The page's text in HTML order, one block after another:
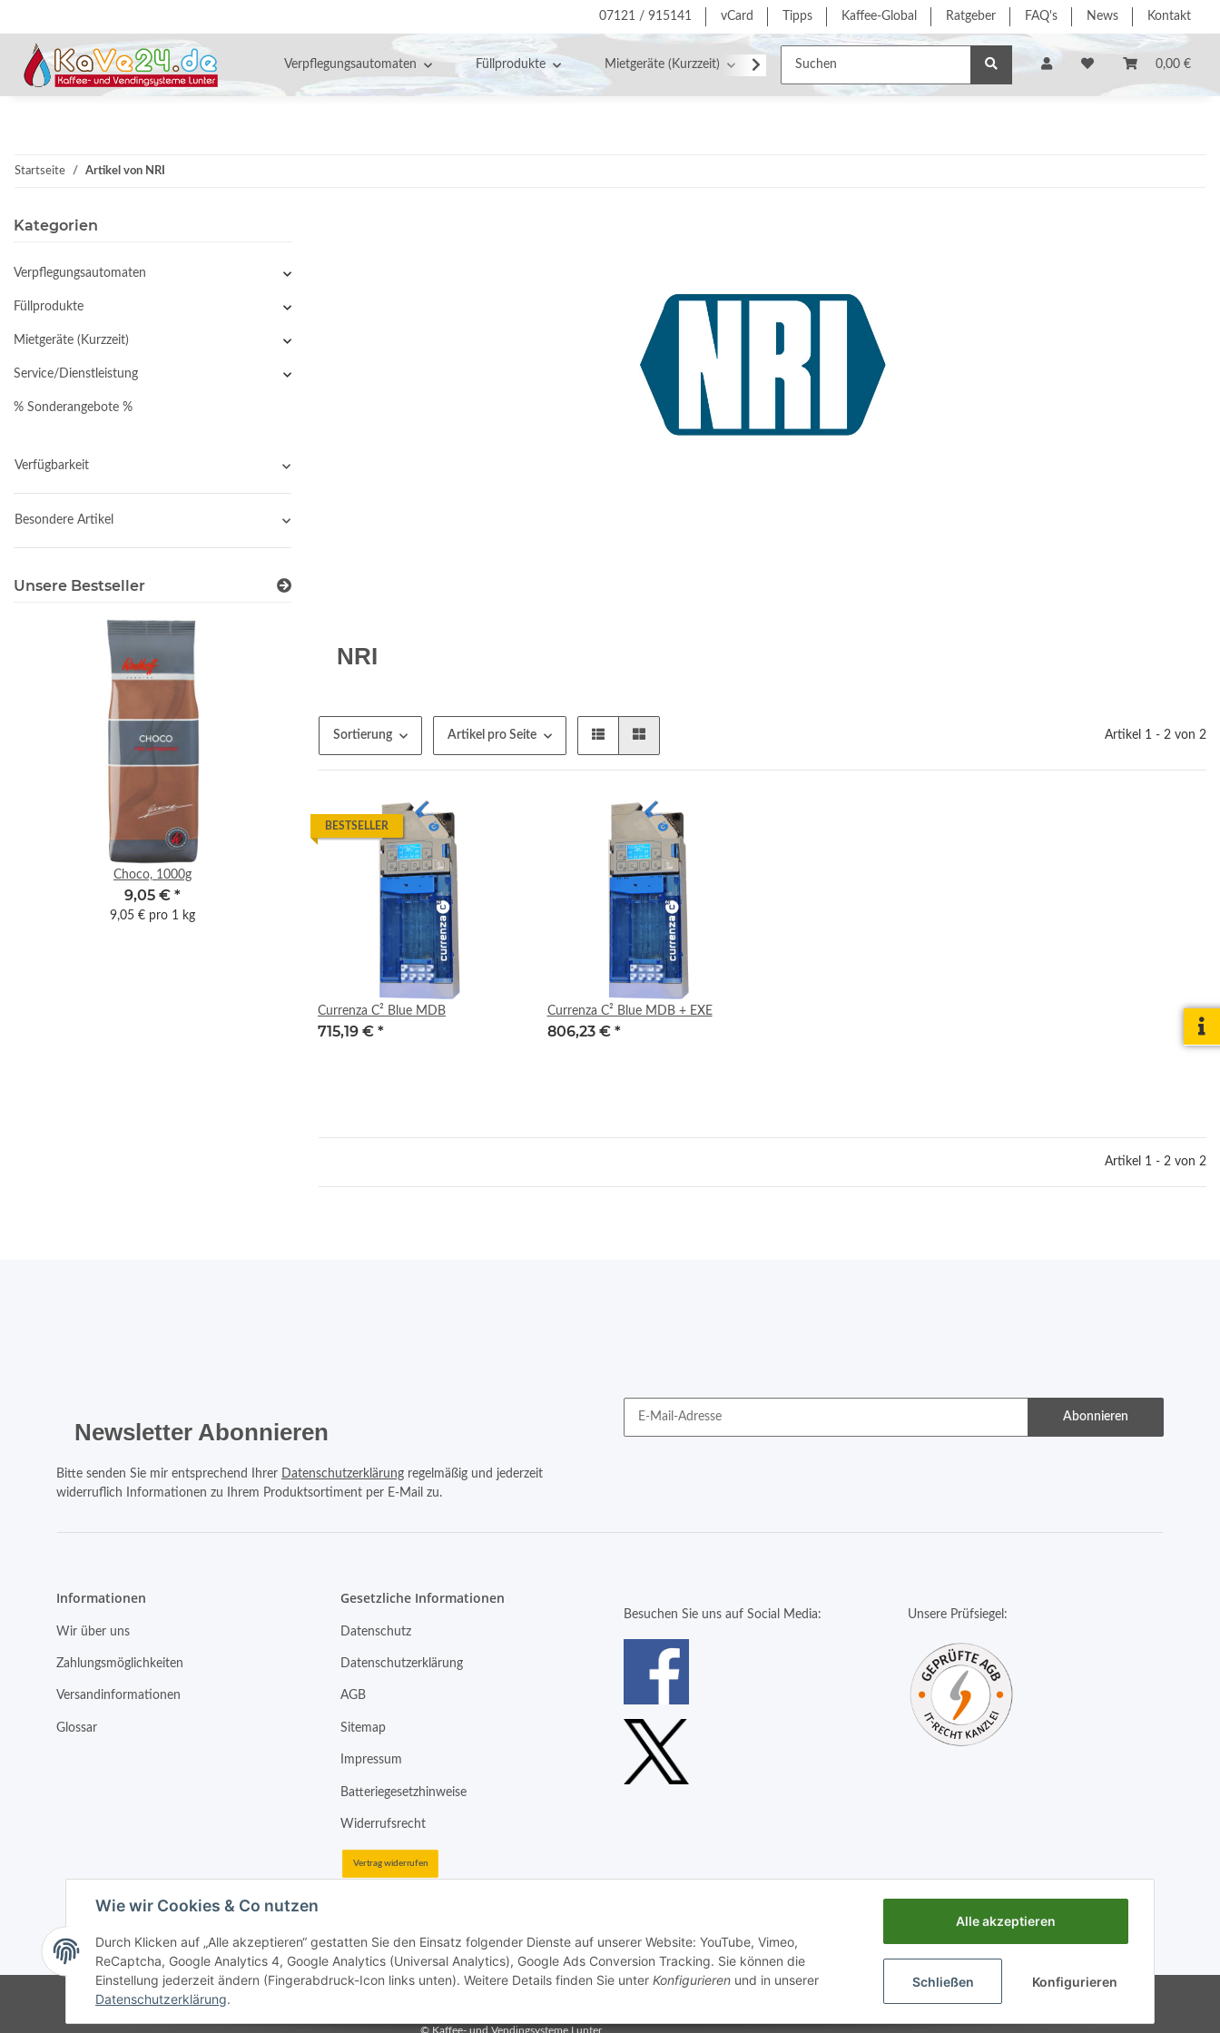
07121 / 915141 vCard Tipps Kaffee-Global Ratgeber FAQ's News Kontakt
0,00 €
Verpflegungsautomaten Füllprodukte Mietgeräte (Kurzzeit) Service/Dienstleistung % Sonderangebote % Hersteller
Startseite Artikel von NRI
NRI
Sortierung Artikel pro Seite Artikel 1 - 2 von 2
BESTSELLER
Currenza C² Blue MDB
715,19 € *
Currenza C² Blue MDB + EXE
806,23 € *
Artikel 1 - 2 von 2
Kategorien
Verpflegungsautomaten
Füllprodukte
Mietgeräte (Kurzzeit)
Service/Dienstleistung
% Sonderangebote %
Verfügbarkeit
Besondere Artikel
Unsere Bestseller
Choco, 1000g
9,05 € *
9,05 € pro 1 kg
Creamer, 700g
5,78 €*
8,25 € pro 1 kg
Topping, 10 x 800g
72,14 €
9,02 € pro 1 kg
Newsletter Abonnieren
Bitte senden Sie mir entsprechend Ihrer Datenschutzerklärung regelmäßig und jederzeit
widerruflich Informationen zu Ihrem Produktsortiment per E-Mail zu.
Abonnieren
Informationen
Wir über uns
Zahlungsmöglichkeiten
Versandinformationen
Glossar
Gesetzliche Informationen
Datenschutz
Datenschutzerklärung
AGB
Sitemap
Impressum
Batteriegesetzhinweise
Widerrufsrecht
Vertrag widerrufen
Besuchen Sie uns auf Social Media: Unsere Prüfsiegel:
* Alle Preise inkl. gesetzlicher USt., zzgl. Versand
© Kaffee- und Vendingsysteme Lunter
Wie wir Cookies & Co nutzen
Durch Klicken auf „Alle akzeptieren“ gestatten Sie den Einsatz folgender Dienste auf unserer Website: YouTube, Vimeo,
ReCaptcha, Google Analytics 4, Google Analytics (Universal Analytics), Google Ads Conversion Tracking. Sie können die
Einstellung jederzeit ändern (Fingerabdruck-Icon links unten). Weitere Details finden Sie unter Konfigurieren und in unserer
Datenschutzerklärung.
Alle akzeptieren
Schließen Konfigurieren